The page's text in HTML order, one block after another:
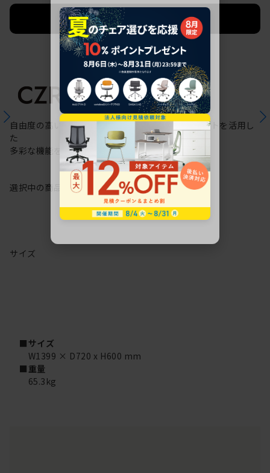
法人限定 お見積り
ご希望に応じて承ります。
自由度の高いケーブリング機能と配線ダクトスリットを活用し
た
多彩な機能を備えた次世代のスタンダードデスク
選択中の商品情報保証 注意事項
サイズ
■サイズ
W1399 × D720 x H600 mm
■重量
65.3kg